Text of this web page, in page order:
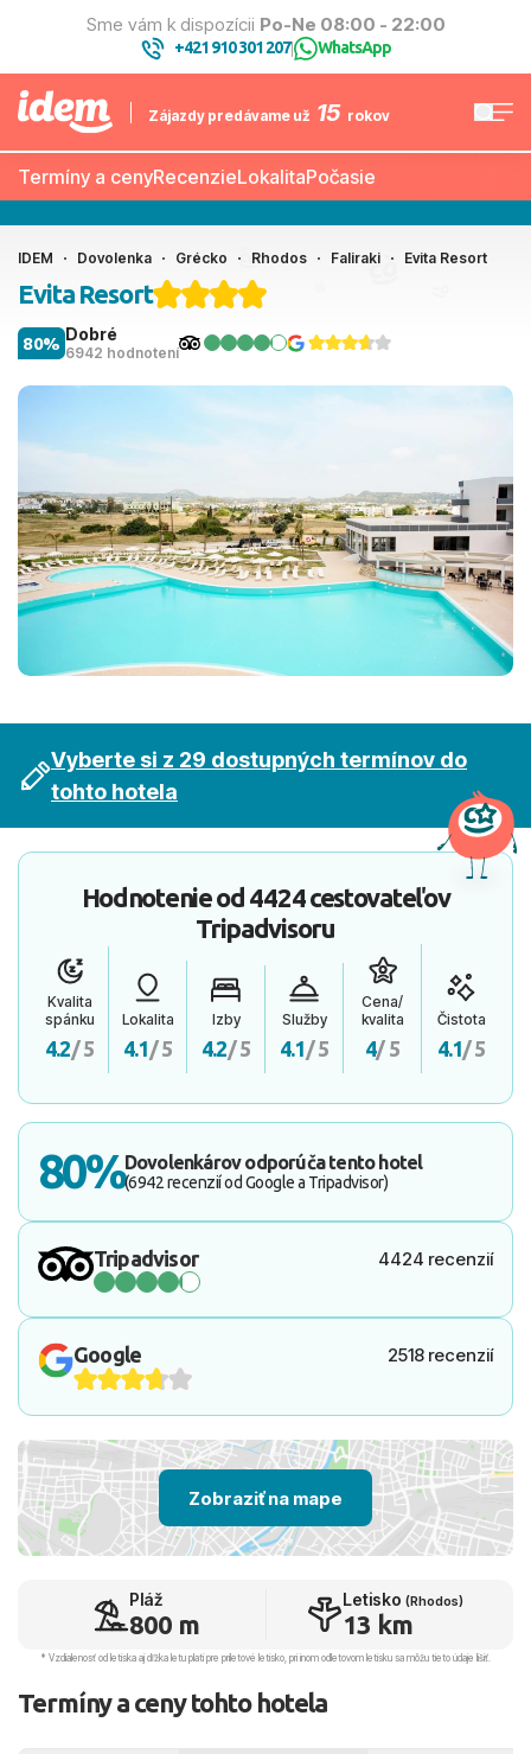
Sme vám k dispozícii Po-Ne 08:00 - 22:00
+421 910 301 207| WhatsApp
Zájazdy predávame už 15 rokov
Termíny a cenyRecenzieLokalitaPočasie
IDEM Dovolenka Grécko Rhodos Faliraki Evita Resort
Evita Resort
Dobré
6942 hodnotení
80%
Vyberte si z 29 dostupných termínov do
tohto hotela
Hodnotenie od 4424 cestovateľov
Tripadvisoru
Kvalita
spánku
4.2/ 5
Lokalita
4.1/ 5
Izby
4.2/ 5
Služby
4.1/ 5
Cena/
kvalita
4/ 5
Čistota
4.1/ 5
80%Dovolenkárov odporúča tento hotel
(6942 recenzií od Google a Tripadvisor)
Tripadvisor 4424 recenzií
Google 2518 recenzií
Zobraziť na mape
Pláž
800 m
Letisko (Rhodos)
13 km
* Vzdialenosť od letiska aj dľžka letu platí pre príletové letisko, pri inom odletovom letisku sa môžu tieto údaje líšiť.
Termíny a ceny tohto hotela